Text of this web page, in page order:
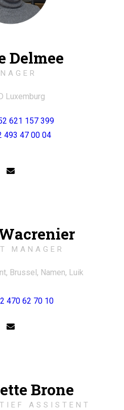
Delmee
Luxemburg
621 157 399
493 47 00 04
MANAGER
Brussel, Namen, Luik
470 62 70 10
Brone
ASSISTENT